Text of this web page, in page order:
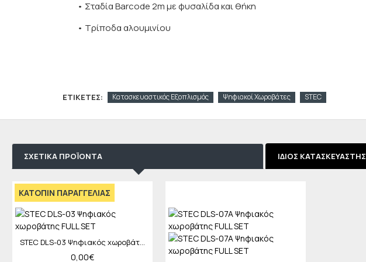
• Σταδία Barcode 2m με φυσαλίδα και θήκη
• Τρίποδα αλουμινίου
ΕΤΙΚΈΤΕΣ: Κατασκευαστικός Εξοπλισμός Ψηφιακοί Χωροβάτες STEC
ΣΧΕΤΙΚΆ ΠΡΟΪΌΝΤΑ ΊΔΙΟΣ ΚΑΤΑΣΚΕΥΑΣΤΉΣ
ΚΑΤΌΠΙΝ ΠΑΡΑΓΓΕΛΊΑΣ
STEC DLS-03 Ψηφιακός χωροβάτης FULL SET
0,00€